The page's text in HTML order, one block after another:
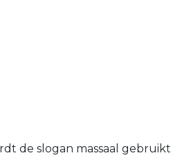
de slogan massaal gebruikt